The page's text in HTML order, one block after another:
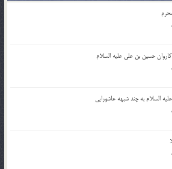
حسین بن علی علیه السلام
السلام به چند شبهه عاشورایی